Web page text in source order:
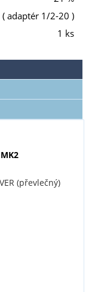
( adaptér 1/2-20 )
1 ks
(převlečný)